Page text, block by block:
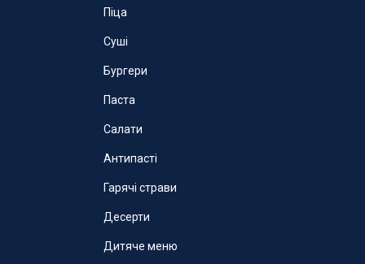
Піца
Суші
Бургери
Паста
Салати
Антипасті
Гарячі страви
Десерти
Дитяче меню